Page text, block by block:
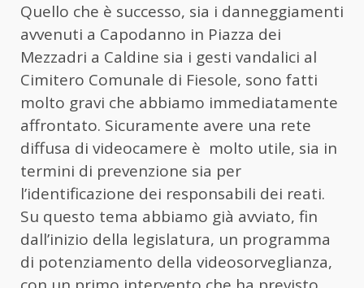
Quello che è successo, sia i danneggiamenti
avvenuti a Capodanno in Piazza dei
Mezzadri a Caldine sia i gesti vandalici al
Cimitero Comunale di Fiesole, sono fatti
molto gravi che abbiamo immediatamente
affrontato. Sicuramente avere una rete
diffusa di videocamere è molto utile, sia in
termini di prevenzione sia per
l’identificazione dei responsabili dei reati.
Su questo tema abbiamo già avviato, fin
dall’inizio della legislatura, un programma
di potenziamento della videosorveglianza,